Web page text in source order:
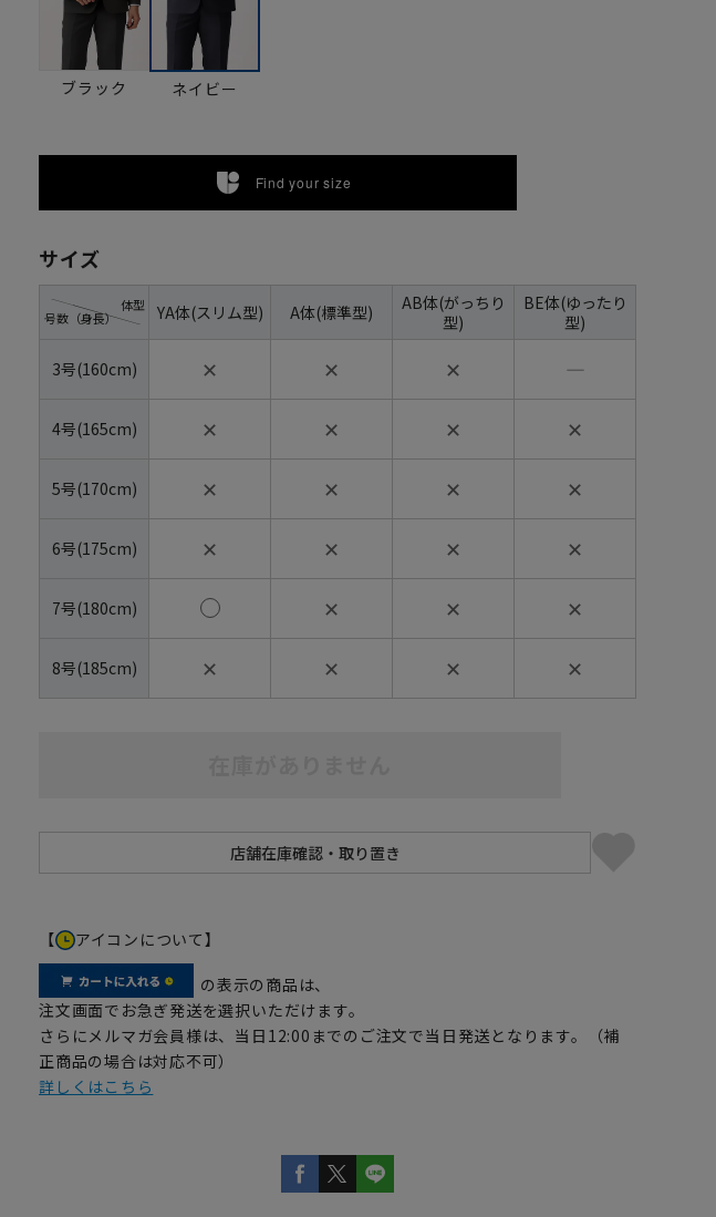
ブラック ネイビー
Find your size
サイズ
号数（身長）
体型 YA体(スリム型) A体(標準型)
AB体(がっちり
型)
BE体(ゆったり
型)
3号(160cm) ✕ ✕ ✕ ―
4号(165cm) ✕ ✕ ✕ ✕
5号(170cm) ✕ ✕ ✕ ✕
6号(175cm) ✕ ✕ ✕ ✕
7号(180cm) ✕ ✕ ✕
8号(185cm) ✕ ✕ ✕ ✕
【 アイコンについて】
の表示の商品は、
注文画面でお急ぎ発送を選択いただけます。
さらにメルマガ会員様は、当日12:00までのご注文で当日発送となります。（補
正商品の場合は対応不可）
詳しくはこちら